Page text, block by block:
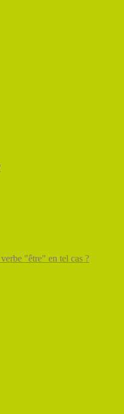
"être" en tel cas ?